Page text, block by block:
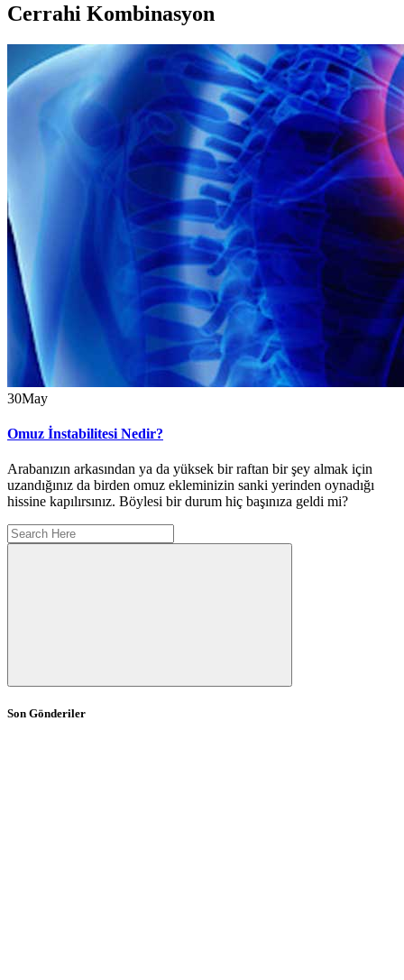
Cerrahi Kombinasyon
30May
Omuz İnstabilitesi Nedir?
Arabanızın arkasından ya da yüksek bir raftan bir şey almak için
uzandığınız da birden omuz ekleminizin sanki yerinden oynadığı
hissine kapılırsınız. Böylesi bir durum hiç başınıza geldi mi?
Son Gönderiler